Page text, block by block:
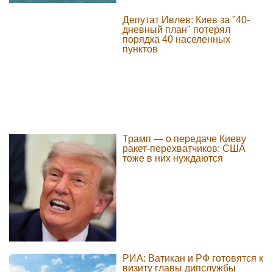
Депутат Ивлев: Киев за "40-
дневный план" потерял
порядка 40 населенных
пунктов
Трамп — о передаче Киеву
ракет-перехватчиков: США
тоже в них нуждаются
РИА: Ватикан и РФ готовятся к
визиту главы дипслужбы